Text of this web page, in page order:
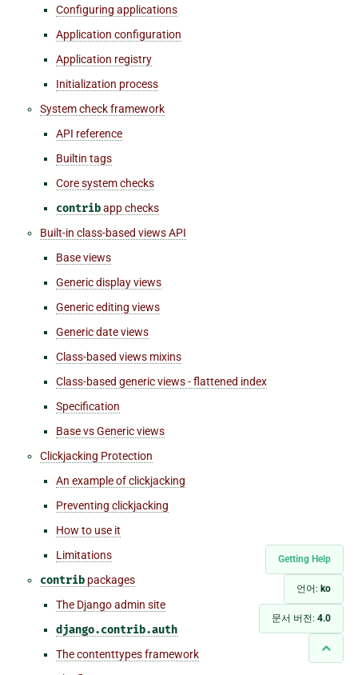
Getting Help
언어: ko
문서 버전: 4.0
Configuring applications
Application configuration
Application registry
Initialization process
System check framework
API reference
Builtin tags
Core system checks
contribapp checks
Built-in class-based views API
Base views
Generic display views
Generic editing views
Generic date views
Class-based views mixins
Class-based generic views - flattened index
Specification
Base vs Generic views
Clickjacking Protection
An example of clickjacking
Preventing clickjacking
How to use it
Limitations
contrib packages
The Django admin site
django.contrib.auth
The contenttypes framework